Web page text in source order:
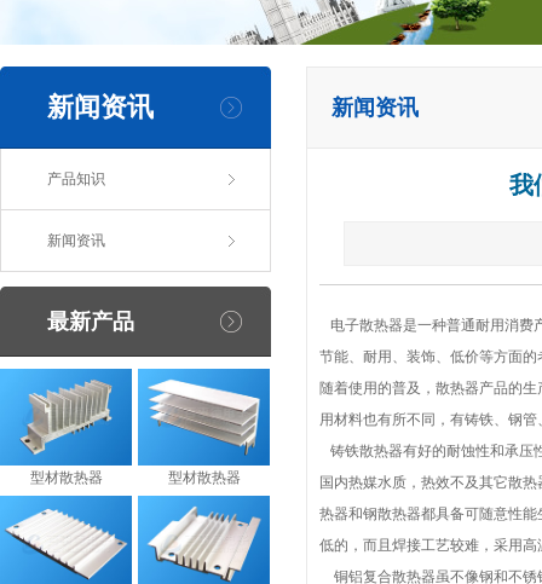
新闻资讯
产品知识
新闻资讯
最新产品
型材散热器 型材散热器
新闻资讯
我
电子散热器是一种普通耐用消费
节能、耐用、装饰、低价等方面
随着使用的普及，散热器产品的
用材料也有所不同，有铸铁、钢
铸铁散热器有好的耐蚀性和承压
国内热媒水质，热效不及其它散
热器和钢散热器都具备可随意性
低的，而且焊接工艺较难，采用
铜铝复合散热器虽不像钢和不锈